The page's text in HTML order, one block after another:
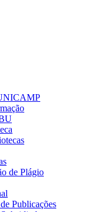
de Plágio
Publicações